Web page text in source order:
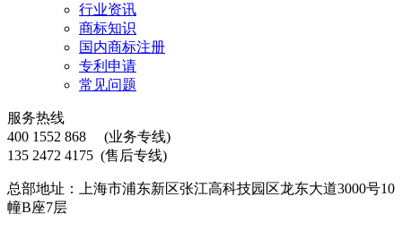
行业资讯
商标知识
国内商标注册
专利申请
常见问题
服务热线
400 1552 868
(业务专线)
135 2472 4175 (售后专线)
总部地址：上海市浦东新区张江高科技园区龙东大道3000号10
幢B座7层